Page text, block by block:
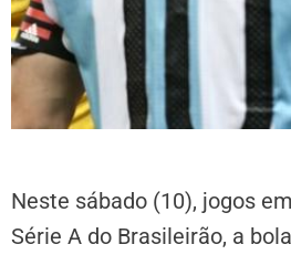
Neste sábado (10), jogos
Série A do Brasileirão, a